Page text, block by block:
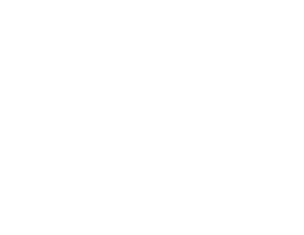
Ihre Suche führt sie und
eintauchen. Begleitet
Gabriel Thornton, der mit
Interesse an der
- und auch an Lilly . . .